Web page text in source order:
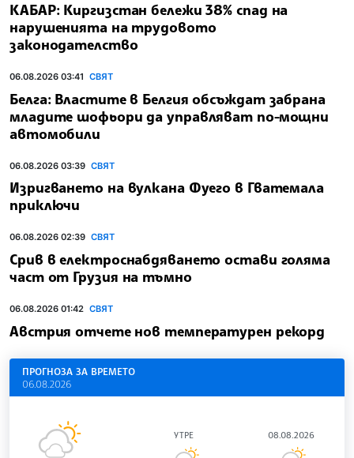
КАБАР: Киргизстан бележи 38% спад на
нарушенията на трудовото
законодателство
06.08.2026 03:41 СВЯТ
Белга: Властите в Белгия обсъждат забрана
младите шофьори да управляват по-мощни
автомобили
06.08.2026 03:39 СВЯТ
Изригването на вулкана Фуего в Гватемала
приключи
06.08.2026 02:39 СВЯТ
Срив в електроснабдяването остави голяма
част от Грузия на тъмно
06.08.2026 01:42 СВЯТ
Австрия отчете нов температурен рекорд
ПРОГНОЗА ЗА ВРЕМЕТО
06.08.2026
УТРЕ 08.08.2026